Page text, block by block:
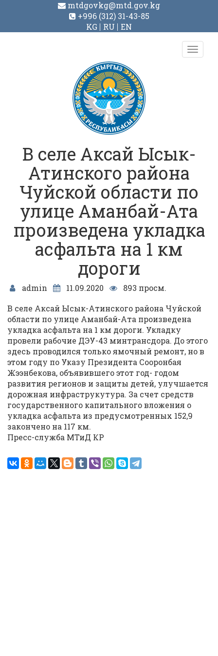
mtdgovkg@mtd.gov.kg
+996 (312) 31-43-85
KG
RU EN
Toggle
В селе Аксай Ысык-
Атинского района
Чуйской области по
улице Аманбай-Ата
произведена укладка
асфальта на 1 км
дороги
admin 11.09.2020
893 просм.
В селе Аксай Ысык-Атинского района Чуйской
области по улице Аманбай-Ата произведена
укладка асфальта на 1 км дороги. Укладку
провели рабочие ДЭУ-43 минтрансдора. До этого
здесь проводился только ямочный ремонт, но в
этом году по Указу Президента Сооронбая
Жээнбекова, объявившего этот год- годом
развития регионов и защиты детей, улучшается
дорожная инфраструкутура. За счет средств
государственного капитального вложения о
укладка асфальта из предусмотренных 152,9
закончено на 117 км.
Пресс-служба МТиД КР